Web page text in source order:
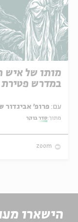
מותו של איש
במדרש
עם:
מתוך:סדר בוקר
zoom
הישארו